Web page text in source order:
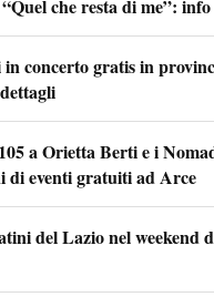
che resta di me”:
concerto gratis in
a Orietta Berti e i
di eventi gratuiti ad Arce
del Lazio nel weekend